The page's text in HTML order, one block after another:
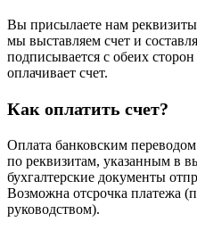
Вы присылаете нам
мы выставляем счет и
подписывается с обеих
оплачивает счет.
Как оплатить счет?
Оплата банковским
по реквизитам, указанным в
бухгалтерские документы
Возможна отсрочка платежа
руководством).